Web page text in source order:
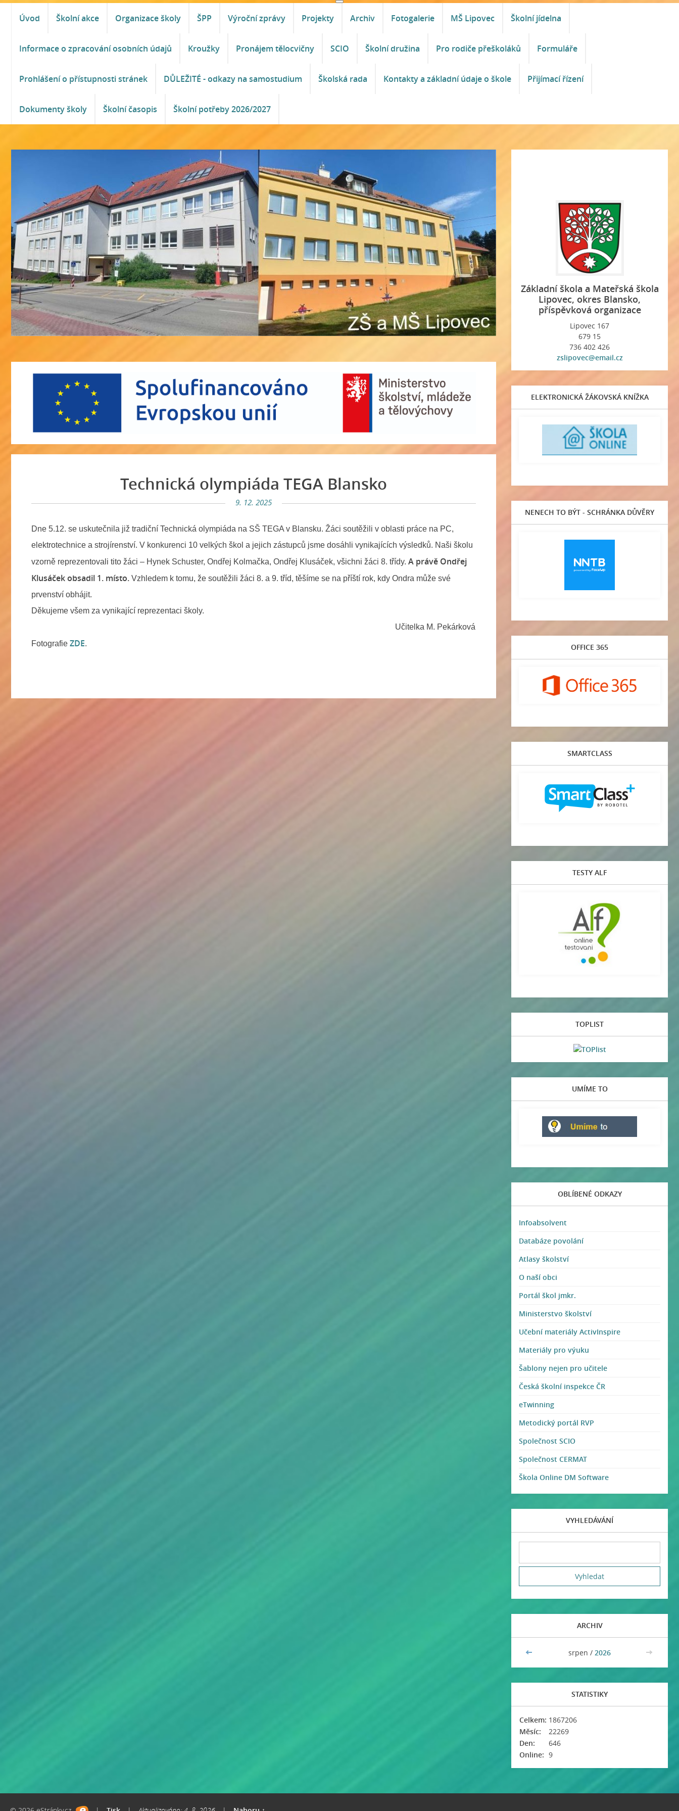
Úvod Školní akce Organizace školy ŠPP Výroční zprávy Projekty Archiv Fotogalerie MŠ Lipovec Školní jídelna
Informace o zpracování osobních údajů Kroužky Pronájem tělocvičny SCIO Školní družina Pro rodiče přeškoláků Formuláře
Prohlášení o přístupnosti stránek DŮLEŽITÉ - odkazy na samostudium Školská rada Kontakty a základní údaje o škole Přijímací řízení
Dokumenty školy Školní časopis Školní potřeby 2026/2027
Technická olympiáda TEGA Blansko
9. 12. 2025
Dne 5.12. se uskutečnila již tradiční Technická olympiáda na SŠ TEGA v Blansku. Žáci soutěžili v oblasti práce na PC,
elektrotechnice a strojírenství. V konkurenci 10 velkých škol a jejich zástupců jsme dosáhli vynikajících výsledků. Naši školu
vzorně reprezentovali tito žáci – Hynek Schuster, Ondřej Kolmačka, Ondřej Klusáček, všichni žáci 8. třídy. A právě Ondřej
Klusáček obsadil 1. místo. Vzhledem k tomu, že soutěžili žáci 8. a 9. tříd, těšíme se na příští rok, kdy Ondra může své
prvenství obhájit.
Děkujeme všem za vynikající reprezentaci školy.
Učitelka M. Pekárková
Fotografie ZDE.
Základní škola a Mateřská škola
Lipovec, okres Blansko,
příspěvková organizace
Lipovec 167
679 15
736 402 426
zslipovec@email.cz
ELEKTRONICKÁ ŽÁKOVSKÁ KNÍŽKA
NENECH TO BÝT - SCHRÁNKA DŮVĚRY
OFFICE 365
SMARTCLASS
TESTY ALF
TOPLIST
UMÍME TO
OBLÍBENÉ ODKAZY
Infoabsolvent
Databáze povolání
Atlasy školství
O naší obci
Portál škol jmkr.
Ministerstvo školství
Učební materiály ActivInspire
Materiály pro výuku
Šablony nejen pro učitele
Česká školní inspekce ČR
eTwinning
Metodický portál RVP
Společnost SCIO
Společnost CERMAT
Škola Online DM Software
VYHLEDÁVÁNÍ
ARCHIV
<< srpen / 2026 >>
STATISTIKY
Online: 9
Celkem: 1867206
Měsíc:
22269
Den:
646